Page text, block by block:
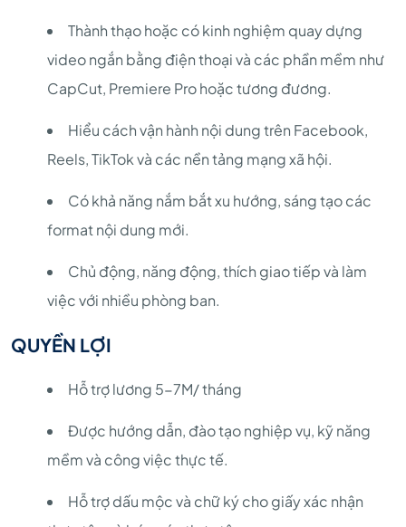
Thành thạo hoặc có kinh nghiệm quay dựng
video ngắn bằng điện thoại và các phần mềm như
CapCut, Premiere Pro hoặc tương đương.
Hiểu cách vận hành nội dung trên Facebook,
Reels, TikTok và các nền tảng mạng xã hội.
Có khả năng nắm bắt xu hướng, sáng tạo các
format nội dung mới.
Chủ động, năng động, thích giao tiếp và làm
việc với nhiều phòng ban.
QUYỀN LỢI
Hỗ trợ lương 5-7M/ tháng
Được hướng dẫn, đào tạo nghiệp vụ, kỹ năng
mềm và công việc thực tế.
Hỗ trợ dấu mộc và chữ ký cho giấy xác nhận